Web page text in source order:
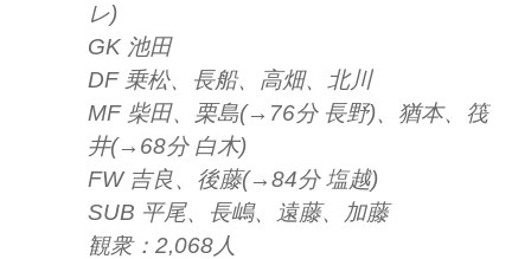
レ)
GK 池田
DF 乗松、長船、高畑、北川
MF 柴田、栗島(→76分 長野)、猶本、筏
井(→68分 白木)
FW 吉良、後藤(→84分 塩越)
SUB 平尾、長嶋、遠藤、加藤
観衆：2,068人